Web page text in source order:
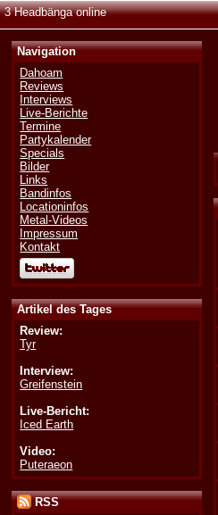
3 Headbänga online
Navigation
Dahoam
Reviews
Interviews
Live-Berichte
Termine
Partykalender
Specials
Bilder
Links
Bandinfos
Locationinfos
Metal-Videos
Impressum
Kontakt
Artikel des Tages
Review:
Tyr
Interview:
Greifenstein
Live-Bericht:
Iced Earth
Video:
Puteraeon
RSS